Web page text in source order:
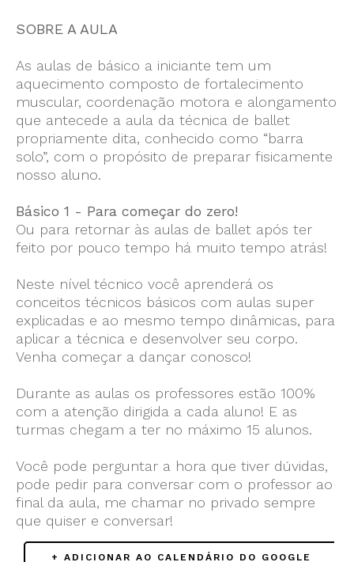
SOBRE A AULA
As aulas de básico a iniciante tem um
aquecimento composto de fortalecimento
muscular, coordenação motora e alongamento
que antecede a aula da técnica de ballet
propriamente dita, conhecido como “barra
solo”, com o propósito de preparar fisicamente
nosso aluno.
Básico 1 - Para começar do zero!
Ou para retornar às aulas de ballet após ter
feito por pouco tempo há muito tempo atrás!
Neste nível técnico você aprenderá os
conceitos técnicos básicos com aulas super
explicadas e ao mesmo tempo dinâmicas, para
aplicar a técnica e desenvolver seu corpo.
Venha começar a dançar conosco!
Durante as aulas os professores estão 100%
com a atenção dirigida a cada aluno! E as
turmas chegam a ter no máximo 15 alunos.
Você pode perguntar a hora que tiver dúvidas,
pode pedir para conversar com o professor ao
final da aula, me chamar no privado sempre
que quiser e conversar!
+ ADICIONAR AO CALENDÁRIO DO GOOGLE